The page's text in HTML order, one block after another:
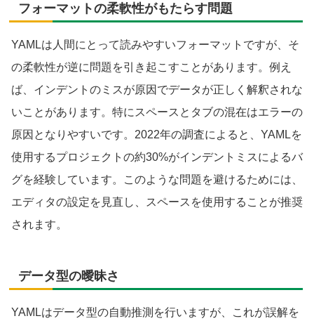
フォーマットの柔軟性がもたらす問題
YAMLは人間にとって読みやすいフォーマットですが、そ
の柔軟性が逆に問題を引き起こすことがあります。例え
ば、インデントのミスが原因でデータが正しく解釈されな
いことがあります。特にスペースとタブの混在はエラーの
原因となりやすいです。2022年の調査によると、YAMLを
使用するプロジェクトの約30%がインデントミスによるバ
グを経験しています。このような問題を避けるためには、
エディタの設定を見直し、スペースを使用することが推奨
されます。
データ型の曖昧さ
YAMLはデータ型の自動推測を行いますが、これが誤解を